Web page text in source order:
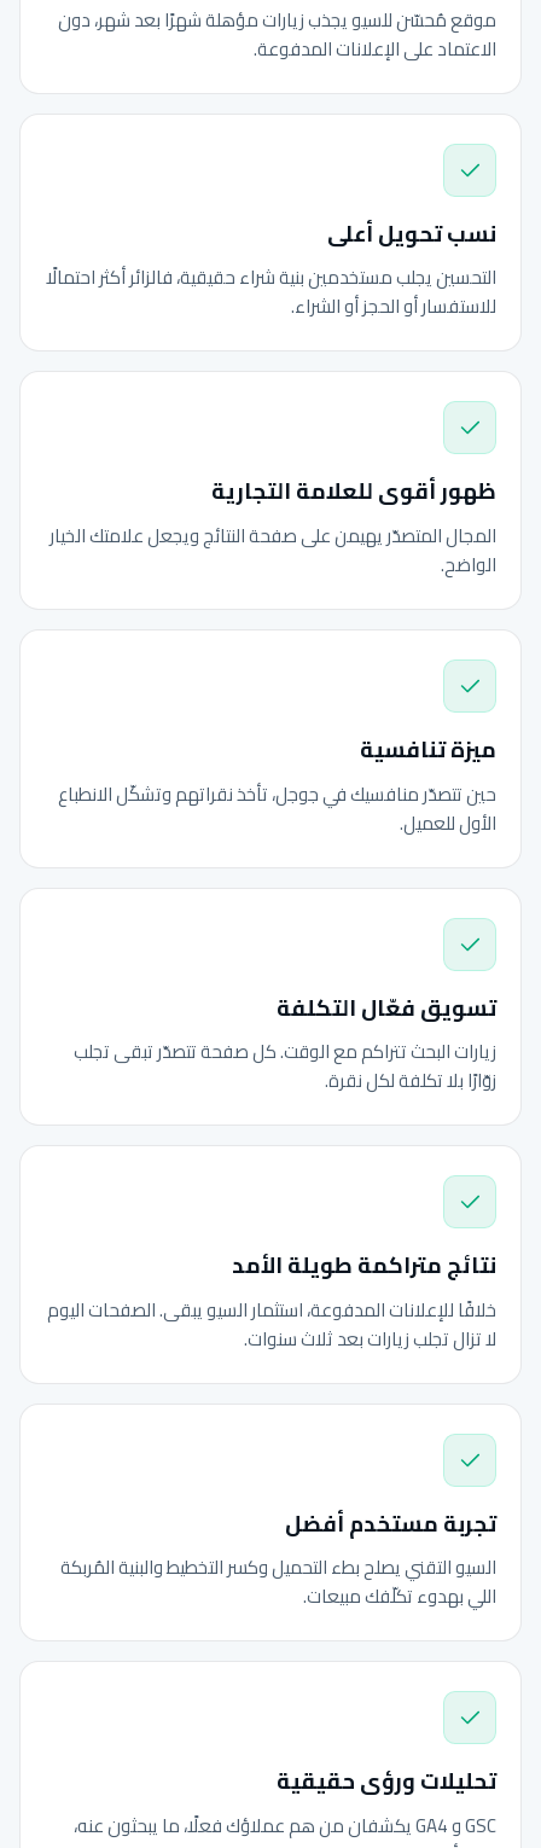
موقع مُحسّن للسيو يجذب زيارات مؤهلة شهرًا بعد شهر، دون
الاعتماد على الإعلانات المدفوعة.
نسب تحويل أعلى
التحسين يجلب مستخدمين بنية شراء حقيقية، فالزائر أكثر احتمالًا
للاستفسار أو الحجز أو الشراء.
ظهور أقوى للعلامة التجارية
المجال المتصدّر يهيمن على صفحة النتائج ويجعل علامتك الخيار
الواضح.
ميزة تنافسية
حين تتصدّر منافسيك في جوجل، تأخذ نقراتهم وتشكّل الانطباع
الأول للعميل.
تسويق فعّال التكلفة
زيارات البحث تتراكم مع الوقت. كل صفحة تتصدّر تبقى تجلب
زوّارًا بلا تكلفة لكل نقرة.
نتائج متراكمة طويلة الأمد
خلافًا للإعلانات المدفوعة، استثمار السيو يبقى. الصفحات اليوم
لا تزال تجلب زيارات بعد ثلاث سنوات.
تجربة مستخدم أفضل
السيو التقني يصلح بطء التحميل وكسر التخطيط والبنية المُربكة
اللي بهدوء تكلّفك مبيعات.
تحليلات ورؤى حقيقية
GSC و GA4 يكشفان من هم عملاؤك فعلًا، ما يبحثون عنه،